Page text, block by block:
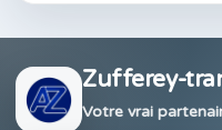
Zufferey-
Votre vrai